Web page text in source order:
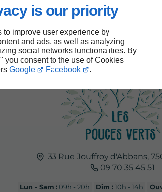
is our priority
to improve user experience by
and ads, as well as analyzing
social networks functionalities. By
you consent to the use of Cookies
Google Facebook .
33 Rue Jouffroy d'Abbans,
09 70 35 45 51
Lun - Sam :09h - 20h Dim :10h - 14h